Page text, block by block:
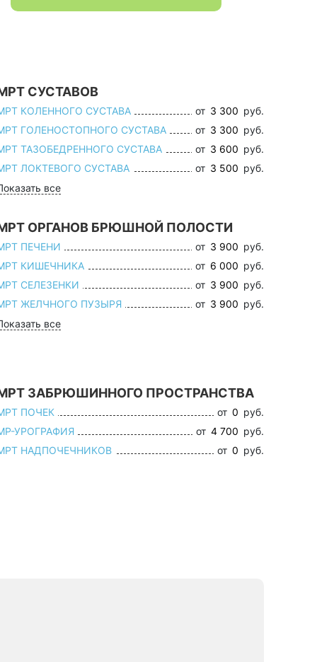
СУСТАВОВ
КОЛЕННОГО СУСТАВА от 3 300 руб.
ГОЛЕНОСТОПНОГО СУСТАВА
от 3 300 руб.
ТАЗОБЕДРЕННОГО СУСТАВА
от 3 600 руб.
ЛОКТЕВОГО СУСТАВА
от 3 500 руб.
все
ОРГАНОВ БРЮШНОЙ ПОЛОСТИ
ПЕЧЕНИ от 3 900 руб.
КИШЕЧНИКА
от 6 000 руб.
СЕЛЕЗЕНКИ
от 3 900 руб.
ЖЕЛЧНОГО ПУЗЫРЯ
от 3 900 руб.
все
ЗАБРЮШИННОГО ПРОСТРАНСТВА
ПОЧЕК от 0 руб.
УРОГРАФИЯ
от 4 700 руб.
НАДПОЧЕЧНИКОВ
от 0 руб.